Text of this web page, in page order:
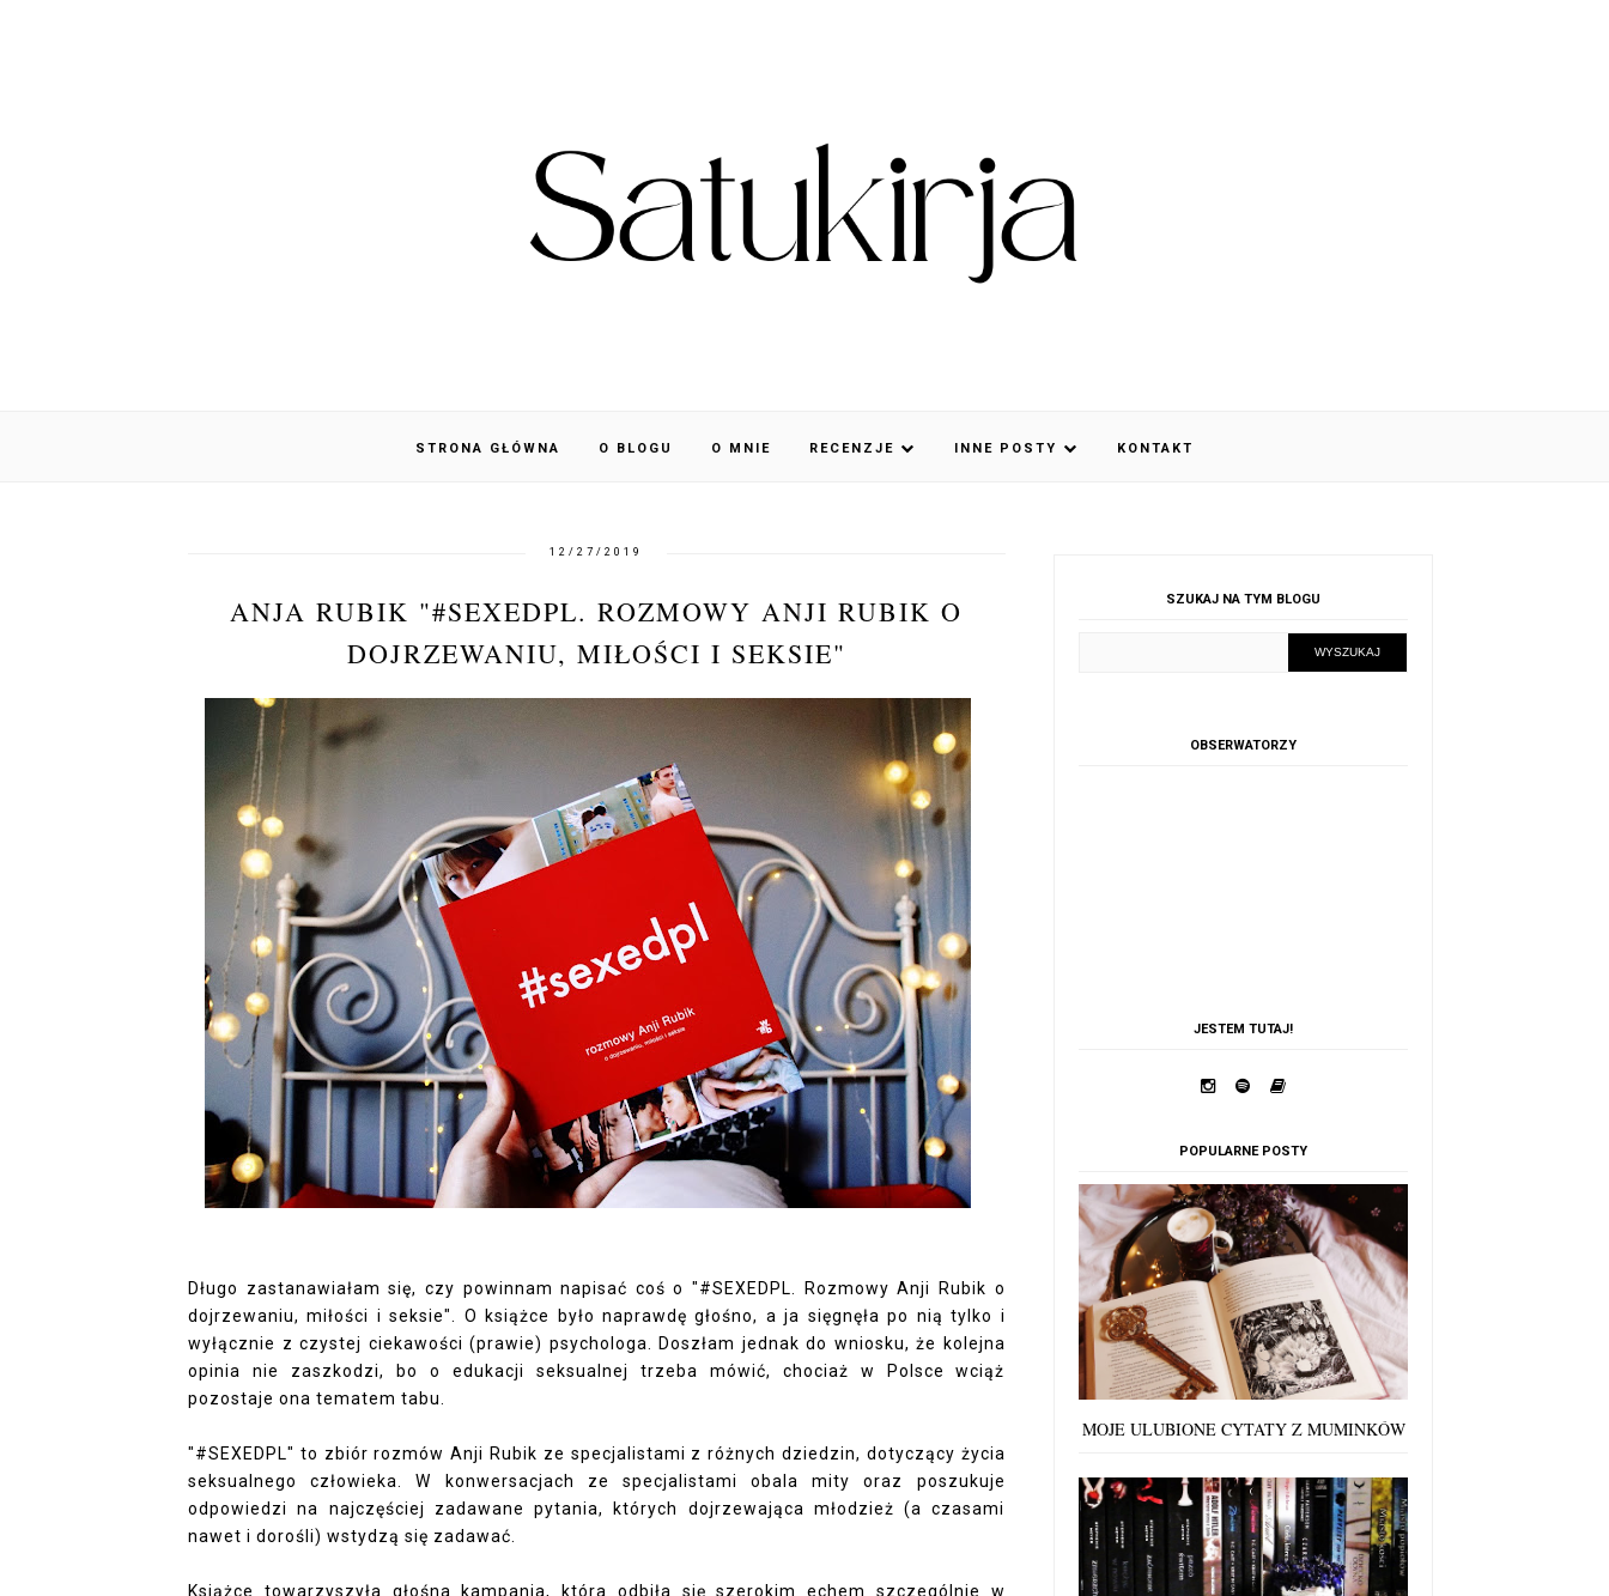
STRONA GŁÓWNA O BLOGU O MNIE RECENZJE INNE POSTY KONTAKT
12/27/2019
ANJA RUBIK "#SEXEDPL. ROZMOWY ANJI RUBIK O
DOJRZEWANIU, MIŁOŚCI I SEKSIE"
Długo zastanawiałam się, czy powinnam napisać coś o "#SEXEDPL. Rozmowy Anji Rubik o
dojrzewaniu, miłości i seksie". O książce było naprawdę głośno, a ja sięgnęła po nią tylko i
wyłącznie z czystej ciekawości (prawie) psychologa. Doszłam jednak do wniosku, że kolejna
opinia nie zaszkodzi, bo o edukacji seksualnej trzeba mówić, chociaż w Polsce wciąż
pozostaje ona tematem tabu.
"#SEXEDPL" to zbiór rozmów Anji Rubik ze specjalistami z różnych dziedzin, dotyczący życia
seksualnego człowieka. W konwersacjach ze specjalistami obala mity oraz poszukuje
odpowiedzi na najczęściej zadawane pytania, których dojrzewająca młodzież (a czasami
nawet i dorośli) wstydzą się zadawać.
Książce towarzyszyła głośna kampania, która odbiła się szerokim echem szczególnie w
SZUKAJ NA TYM BLOGU
OBSERWATORZY
JESTEM TUTAJ!
POPULARNE POSTY
MOJE ULUBIONE CYTATY Z MUMINKÓW